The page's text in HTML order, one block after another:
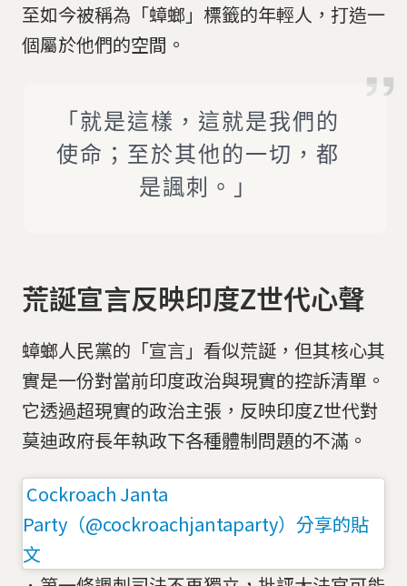
至如今被稱為「蟑螂」標籤的年輕人，打造一
個屬於他們的空間。
「就是這樣，這就是我們的
使命；至於其他的一切，都
是諷刺。」
荒誕宣言反映印度Z世代心聲
蟑螂人民黨的「宣言」看似荒誕，但其核心其
實是一份對當前印度政治與現實的控訴清單。
它透過超現實的政治主張，反映印度Z世代對
莫迪政府長年執政下各種體制問題的不滿。
Cockroach Janta
Party（@cockroachjantaparty）分享的貼
文